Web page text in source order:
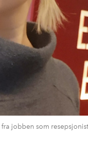
jobben som